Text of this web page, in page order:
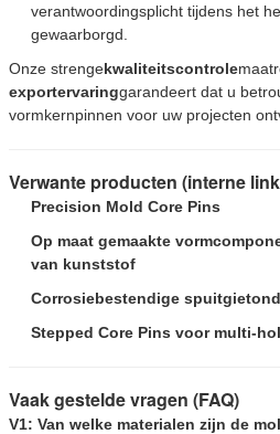
verantwoordingsplicht tijdens het
gewaarborgd.
Onze strengekwaliteitscontrole
exportervaringgarandeert dat u
vormkernpinnen voor uw projecten
Verwante producten (interne
Precision Mold Core Pins
Op maat gemaakte
van kunststof
Corrosiebestendige
Stepped Core Pins voor multi-
Vaak gestelde vragen (FAQ)
V1: Van welke materialen zijn de